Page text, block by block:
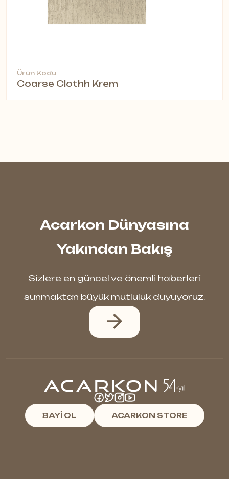
Ürün Kodu
Coarse Clothh Krem
Acarkon Dünyasına
Yakından Bakış
Sizlere en güncel ve önemli haberleri
sunmaktan büyük mutluluk duyuyoruz.
BAYİ OL ACARKON STORE